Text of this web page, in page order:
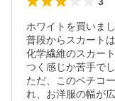
ホワイトを買いま
普段からスカート
化学繊維のスカー
つく感じか苦手でし
ただ、このペチコ
れ、お洋服の幅が